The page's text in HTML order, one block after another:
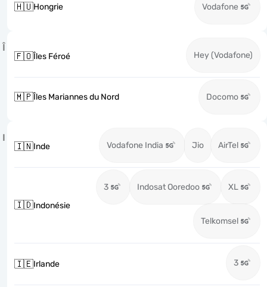
🇭🇺Hongrie Vodafone
Î
🇫🇴Îles Féroé Hey (Vodafone)
🇲🇵Îles Mariannes du Nord Docomo
I
🇮🇳Inde Vodafone India Jio AirTel
🇮🇩Indonésie
3 Indosat Ooredoo XL
Telkomsel
🇮🇪Irlande 3